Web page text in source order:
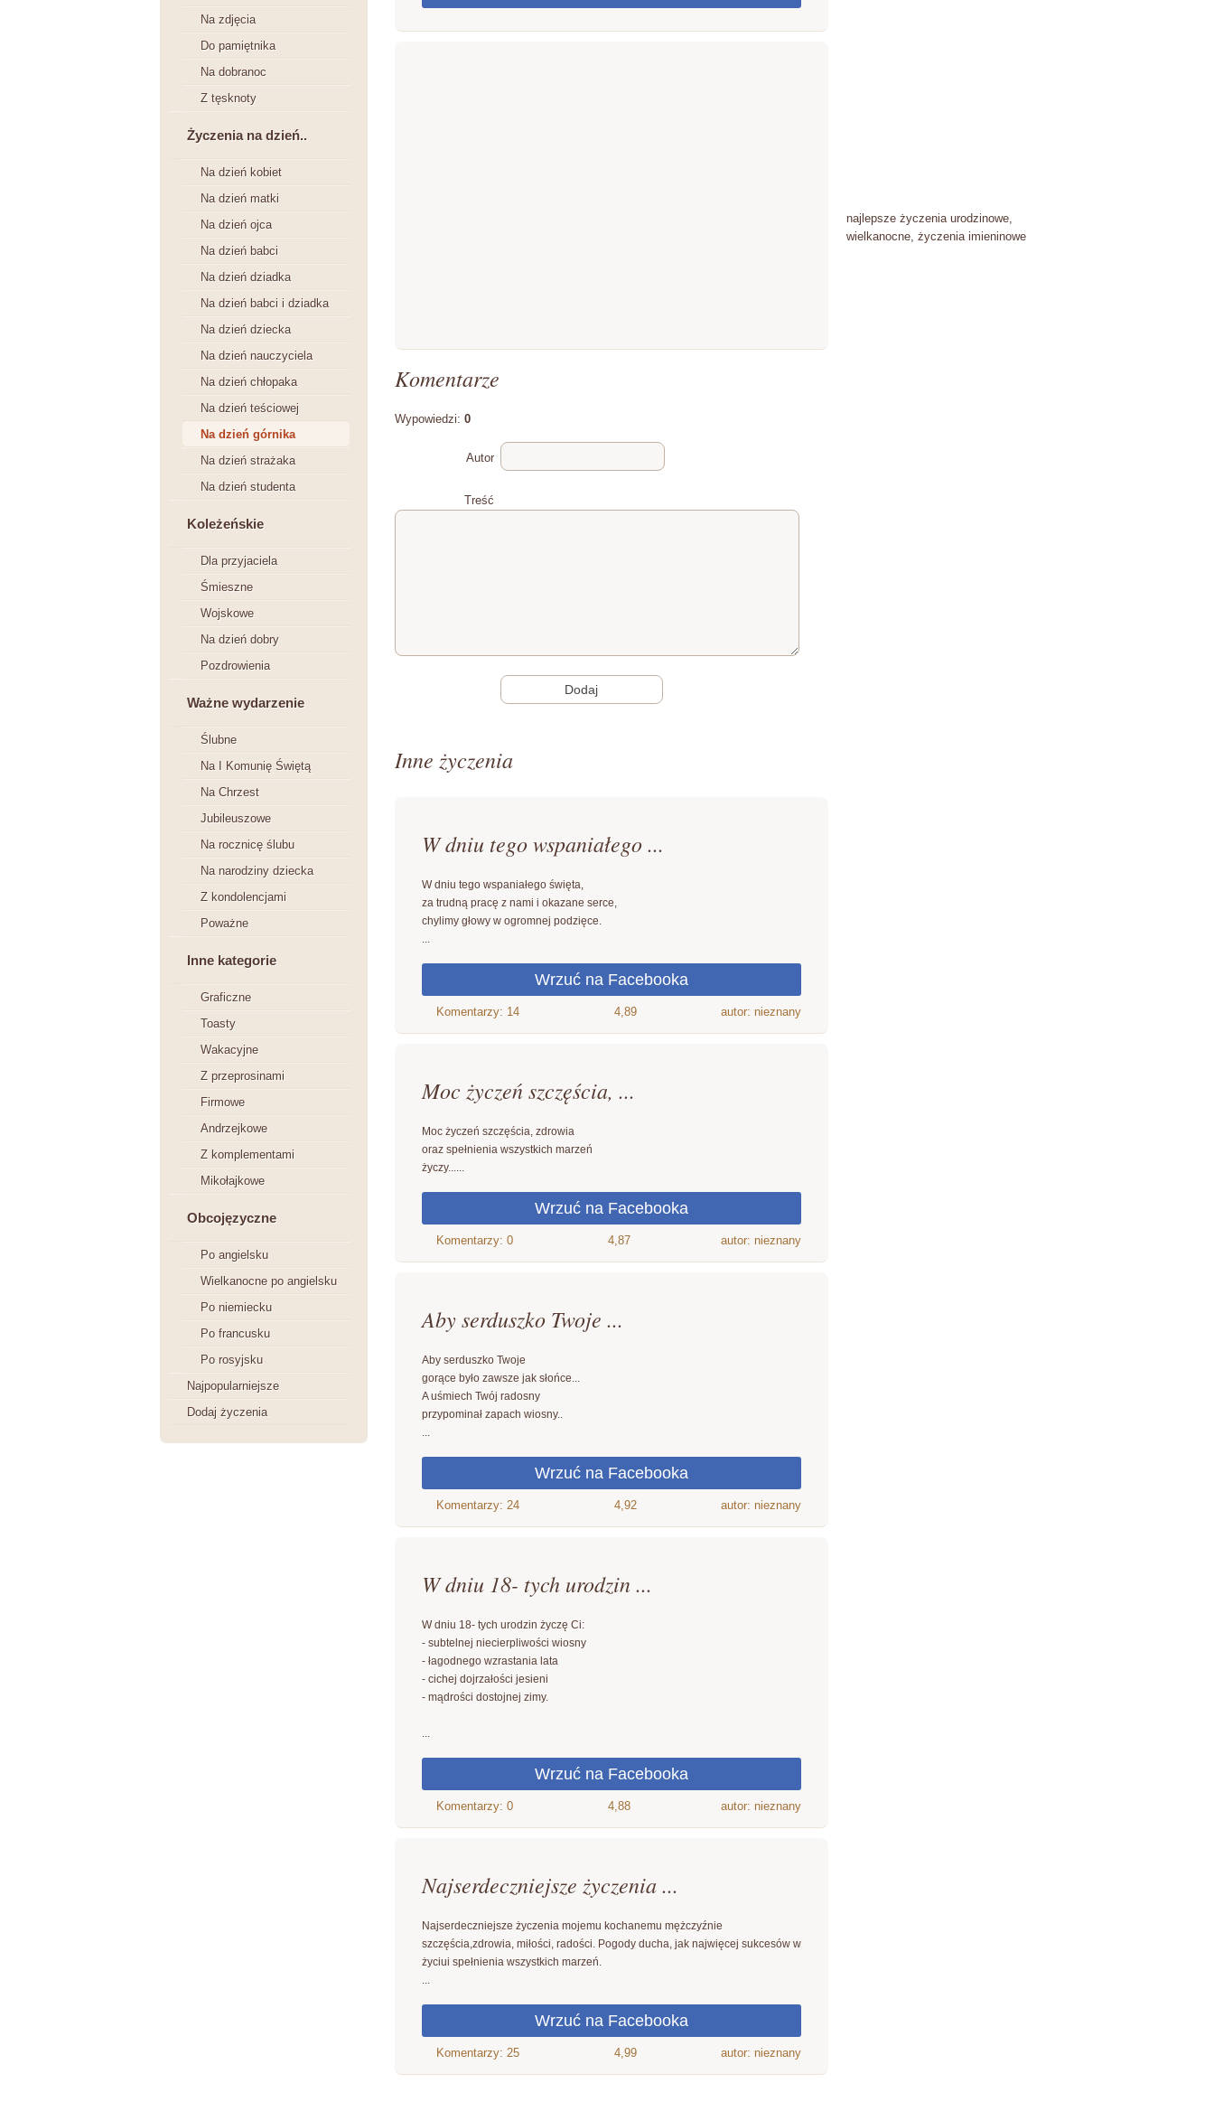
Na zdjęcia
Do pamiętnika
Na dobranoc
Z tęsknoty
Życzenia na dzień..
Na dzień kobiet
Na dzień matki
Na dzień ojca
Na dzień babci
Na dzień dziadka
Na dzień babci i dziadka
Na dzień dziecka
Na dzień nauczyciela
Na dzień chłopaka
Na dzień teściowej
Na dzień górnika
Na dzień strażaka
Na dzień studenta
Koleżeńskie
Dla przyjaciela
Śmieszne
Wojskowe
Na dzień dobry
Pozdrowienia
Ważne wydarzenie
Ślubne
Na I Komunię Świętą
Na Chrzest
Jubileuszowe
Na rocznicę ślubu
Na narodziny dziecka
Z kondolencjami
Poważne
Inne kategorie
Graficzne
Toasty
Wakacyjne
Z przeprosinami
Firmowe
Andrzejkowe
Z komplementami
Mikołajkowe
Obcojęzyczne
Po angielsku
Wielkanocne po angielsku
Po niemiecku
Po francusku
Po rosyjsku
Najpopularniejsze
Dodaj życzenia
Komentarze
Wypowiedzi: 0
Autor
Treść
Inne życzenia
W dniu tego wspaniałego ...
W dniu tego wspaniałego święta,
za trudną pracę z nami i okazane serce,
chylimy głowy w ogromnej podzięce.
...
4,89 autor: nieznany
Moc życzeń szczęścia, ...
Moc życzeń szczęścia, zdrowia
oraz spełnienia wszystkich marzeń
życzy......
4,87 autor: nieznany
Aby serduszko Twoje ...
Aby serduszko Twoje
gorące było zawsze jak słońce...
A uśmiech Twój radosny
przypominał zapach wiosny..
...
4,92 autor: nieznany
W dniu 18- tych urodzin ...
W dniu 18- tych urodzin życzę Ci:
- subtelnej niecierpliwości wiosny
- łagodnego wzrastania lata
- cichej dojrzałości jesieni
- mądrości dostojnej zimy.
...
4,88 autor: nieznany
Najserdeczniejsze życzenia ...
Najserdeczniejsze życzenia mojemu kochanemu mężczyźnie
szczęścia,zdrowia, miłości, radości. Pogody ducha, jak najwięcej sukcesów w
życiui spełnienia wszystkich marzeń.
...
4,99 autor: nieznany
najlepsze życzenia urodzinowe,
wielkanocne, życzenia imieninowe